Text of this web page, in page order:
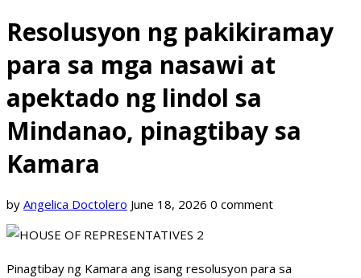
Resolusyon ng pakikiramay
para sa mga nasawi at
apektado ng lindol sa
Mindanao, pinagtibay sa
Kamara
by Angelica Doctolero June 18, 2026 0 comment
Pinagtibay ng Kamara ang isang resolusyon para sa